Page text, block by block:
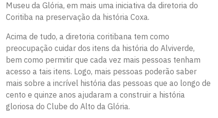
Museu da Glória, em mais uma iniciativa da diretoria do
Coritiba na preservação da história Coxa.
Acima de tudo, a diretoria coritibana tem como
preocupação cuidar dos itens da história do Alviverde,
bem como permitir que cada vez mais pessoas tenham
acesso a tais itens. Logo, mais pessoas poderão saber
mais sobre a incrível história das pessoas que ao longo de
cento e quinze anos ajudaram a construir a história
gloriosa do Clube do Alto da Glória.